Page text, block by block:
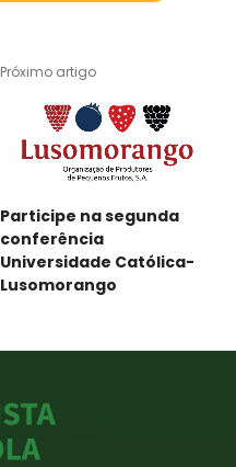
Próximo artigo
Participe na segunda
conferência
Universidade Católica-
Lusomorango